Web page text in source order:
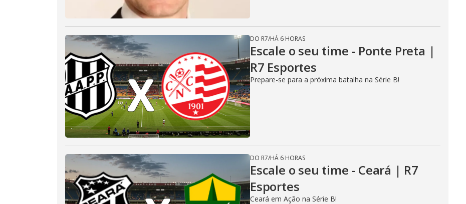
DO R7/HÁ 6 HORAS
Escale o seu time - Ponte Preta |
R7 Esportes
Prepare-se para a próxima batalha na Série B!
DO R7/HÁ 6 HORAS
Escale o seu time - Ceará | R7
Esportes
Ceará em Ação na Série B!